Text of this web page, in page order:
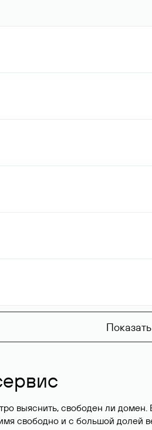
выяснить, свободен ли
свободно и с большой долей